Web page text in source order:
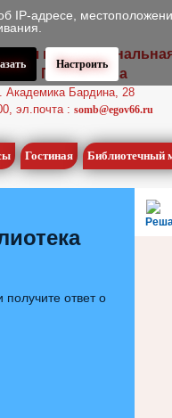
П.П. Бажова
Академика Бардина, 28
эл.почта : somb@egov66.ru
Гостиная Библиотечный
ответ о
адресе,
Настроить